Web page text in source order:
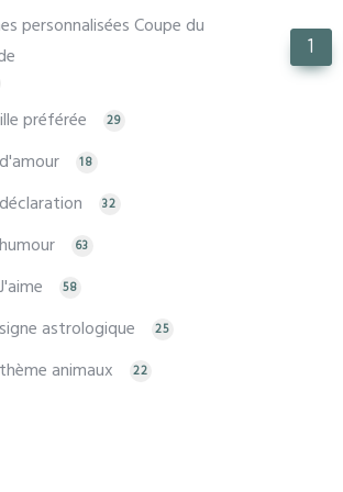
1
personnalisées Coupe du
préférée 29
18
32
63
58
astrologique 25
animaux 22